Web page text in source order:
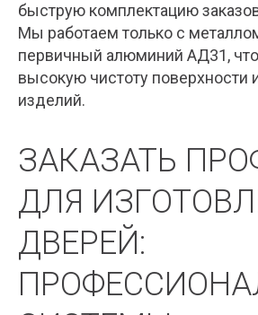
быструю комплектацию
Мы работаем только с
первичный алюминий АД31,
высокую чистоту поверхности
изделий.
ЗАКАЗАТЬ
ДЛЯ
ДВЕРЕЙ: